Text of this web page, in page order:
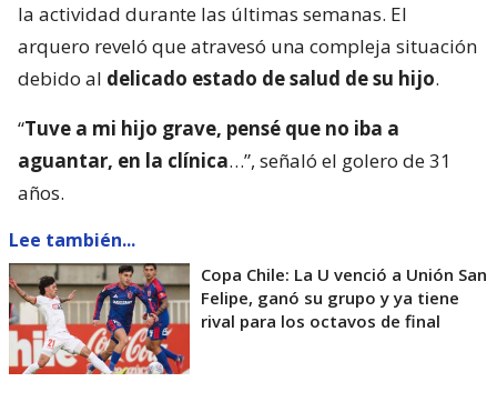
la actividad durante las últimas semanas. El
arquero reveló que atravesó una compleja situación
debido al delicado estado de salud de su hijo.
“Tuve a mi hijo grave, pensé que no iba a
aguantar, en la clínica…”, señaló el golero de 31
años.
Lee también...
Copa Chile: La U venció a Unión San
Felipe, ganó su grupo y ya tiene
rival para los octavos de final